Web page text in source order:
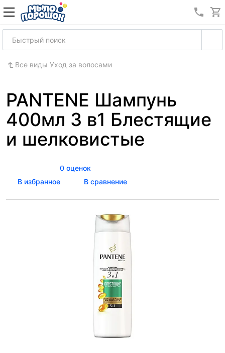
8
Все виды Уход за волосами
PANTENE Шампунь
400мл 3 в1 Блестящие
и шелковистые
0 оценок
В избранное
В сравнение